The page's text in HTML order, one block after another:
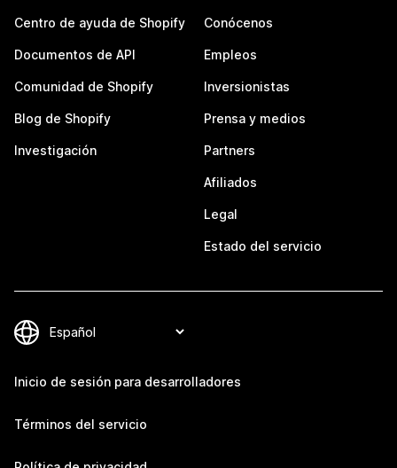
Centro de ayuda de Shopify
Documentos de API
Comunidad de Shopify
Blog de Shopify
Investigación
Conócenos
Empleos
Inversionistas
Prensa y medios
Partners
Afiliados
Legal
Estado del servicio
Inicio de sesión para desarrolladores
Términos del servicio